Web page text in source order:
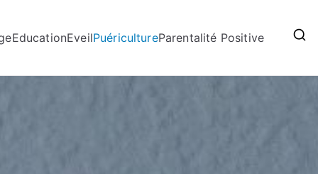
EducationEveilPuéricultureParentalité Positive